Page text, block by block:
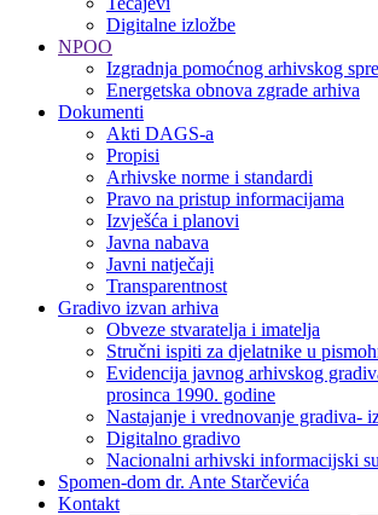
Digitalne izložbe
NPOO
Izgradnja pomoćnog arhivskog
Energetska obnova zgrade arhiva
Dokumenti
Akti DAGS-a
Propisi
Arhivske norme i standardi
Pravo na pristup informacijama
Izvješća i planovi
Javna nabava
Javni natječaji
Transparentnost
Gradivo izvan arhiva
Obveze stvaratelja i imatelja
Stručni ispiti za djelatnike u
Evidencija javnog arhivskog
prosinca 1990. godine
Nastajanje i vrednovanje gradiva-
Digitalno gradivo
Nacionalni arhivski informacijski
Spomen-dom dr. Ante Starčevića
Kontakt